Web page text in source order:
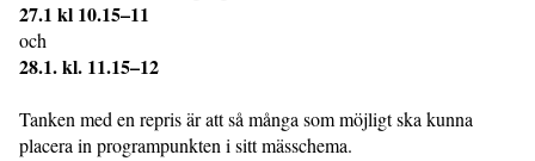
27.1 kl 10.15–11
och
28.1. kl. 11.15–12
Tanken med en repris är att så många som möjligt ska kunna
placera in programpunkten i sitt mässchema.